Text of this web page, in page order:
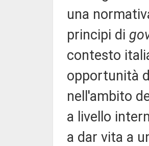
una
principi di
contesto
opportunità
nell'ambito
a livello
a dar vita a